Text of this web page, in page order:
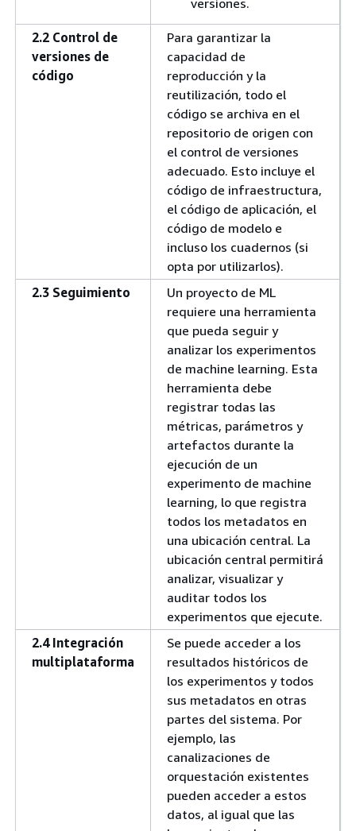
versiones.
2.2 Control de
versiones de
código
Para garantizar la
capacidad de
reproducción y la
reutilización, todo el
código se archiva en el
repositorio de origen con
el control de versiones
adecuado. Esto incluye el
código de infraestructura,
el código de aplicación, el
código de modelo e
incluso los cuadernos (si
opta por utilizarlos).
2.3 Seguimiento
Un proyecto de ML
requiere una herramienta
que pueda seguir y
analizar los experimentos
de machine learning. Esta
herramienta debe
registrar todas las
métricas, parámetros y
artefactos durante la
ejecución de un
experimento de machine
learning, lo que registra
todos los metadatos en
una ubicación central. La
ubicación central permitirá
analizar, visualizar y
auditar todos los
experimentos que ejecute.
2.4 Integración
multiplataforma
Se puede acceder a los
resultados históricos de
los experimentos y todos
sus metadatos en otras
partes del sistema. Por
ejemplo, las
canalizaciones de
orquestación existentes
pueden acceder a estos
datos, al igual que las